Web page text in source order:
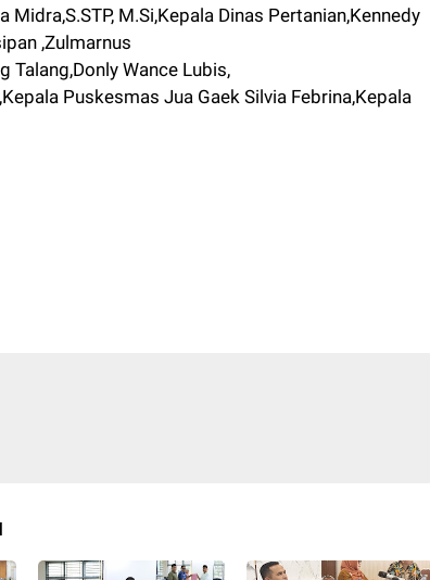
M.Si,Kepala Dinas Pertanian,Kennedy
,Zulmarnus
Talang,Donly Wance Lubis,
Puskesmas Jua Gaek Silvia Febrina,Kepala